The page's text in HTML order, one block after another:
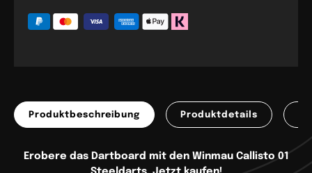
Produktbeschreibung Produktdetails
Erobere das Dartboard mit den Winmau Callisto 01